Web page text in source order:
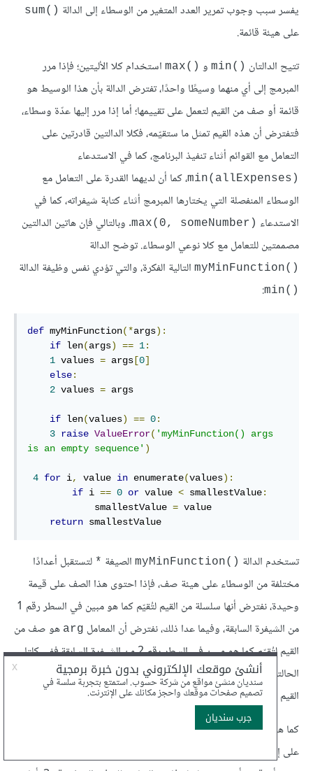
يفسر سبب وجوب تمرير العدد المتغير من الوسطاء إلى الدالة ()sum
على هيئة قائمة.
تتيح الدالتان ()min و ()max
استخدام كلا الأليتين؛ فإذا مرر
المبرمج إلى أي منهما وسيطًا واحدًا، تفترض الدالة بأن هذا الوسيط هو
قائمة أو صف من القيم لتعمل على تقييمها؛ أما إذا مرر إليها عدّة وسطاء،
فتفترض أن هذه القيم تمثل ما ستقيّمه، فكلا الدالتين قادرتين على
التعامل مع القوائم أثناء تنفيذ البرنامج، كما في الاستدعاء
(min(allExpenses
، كما أن لديهما القدرة على التعامل مع
الوسطاء المنفصلة التي يختارها المبرمج أثناء كتابة شيفراته، كما في
الاستدعاء (max(0, someNumber
. وبالتالي فإن هاتين الدالتين
مصممتين للتعامل مع كلا نوعي الوسطاء. توضح الدالة
()myMinFunction التالية الفكرة، والتي تؤدي نفس وظيفة الدالة
()min
:
def myMinFunction(*args):
if len(args) == 1:
1 values = args [0]
else:
2 values = args
if len(values) == 0:
3 raise ValueError( 'myMinFunction() args
is an empty sequence' )
4 for i, value in enumerate(values):
if i == 0 or value < smallestValue:
            smallestValue
= value
return smallestValue
تستخدم الدالة ()myMinFunction الصيغة * لتستقبل أعدادًا
مختلفة من الوسطاء على هيئة صف، فإذا احتوى هذا الصف على قيمة
وحيدة، نفترض أنها سلسلة من القيم لتُقيّم كما هو مبين في السطر رقم 1
من الشيفرة السابقة، وفيما عدا ذلك، نفترض أن المعامل arg هو صف من
القيم لتُقيّم كما هو مبين في السطر رقم 2 من الشيفرة السابقة.ففي كلتا
الحالتين ستتضمن المتغيرات المخصصة لاستقبال القيم على سلسلة من
القيم لتعمل باقي أجزاء الشيفرة على تقييمها.
كما هو الحال في الدالة()min
على إظهار خطأ قيمة